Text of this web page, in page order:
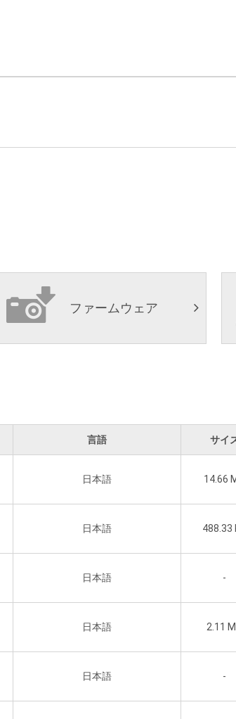
ファームウェア
言語 サイ
日本語 14.66
日本語 488.33
日本語 -
日本語 2.11
日本語 -